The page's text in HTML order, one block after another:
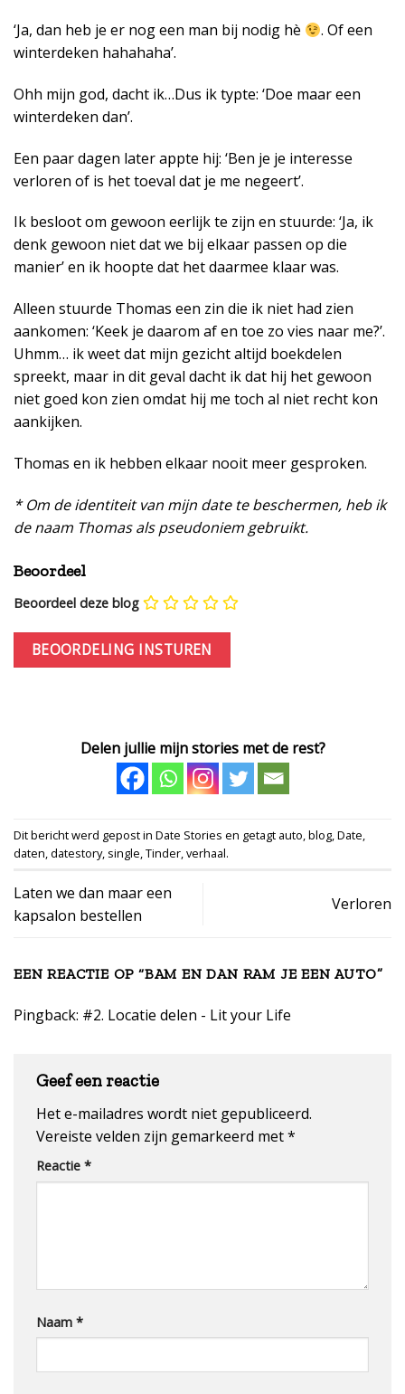
‘Ja, dan heb je er nog een man bij nodig hè
. Of een
winterdeken hahahaha’.
Ohh mijn god, dacht ik…Dus ik typte: ‘Doe maar een
winterdeken dan’.
Een paar dagen later appte hij: ‘Ben je je interesse
verloren of is het toeval dat je me negeert’.
Ik besloot om gewoon eerlijk te zijn en stuurde: ‘Ja, ik
denk gewoon niet dat we bij elkaar passen op die
manier’ en ik hoopte dat het daarmee klaar was.
Alleen stuurde Thomas een zin die ik niet had zien
aankomen: ‘Keek je daarom af en toe zo vies naar me?’.
Uhmm… ik weet dat mijn gezicht altijd boekdelen
spreekt, maar in dit geval dacht ik dat hij het gewoon
niet goed kon zien omdat hij me toch al niet recht kon
aankijken.
Thomas en ik hebben elkaar nooit meer gesproken.
* Om de identiteit van mijn date te beschermen, heb ik
de naam Thomas als pseudoniem gebruikt.
Beoordeel
Beoordeel deze blog
Delen jullie mijn stories met de rest?
Dit bericht werd gepost in Date Stories en getagt auto,blog,Date,
daten,datestory, single,Tinder,verhaal.
Laten we dan maar een
kapsalon bestellen
Verloren
EEN REACTIE OP “BAM EN DAN RAM JE EEN AUTO”
Pingback: #2. Locatie delen - Lit your Life
Geef een reactie
Het e-mailadres wordt niet gepubliceerd.
Vereiste velden zijn gemarkeerd met*
Reactie *
Naam *